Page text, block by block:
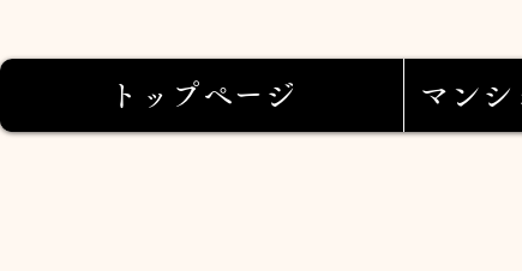
トップページ マンシ